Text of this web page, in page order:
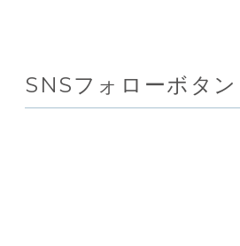
SNSフォローボタン